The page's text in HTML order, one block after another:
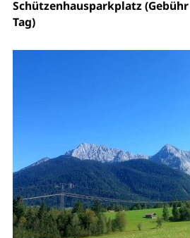
Schützenhausparkplatz
Tag)